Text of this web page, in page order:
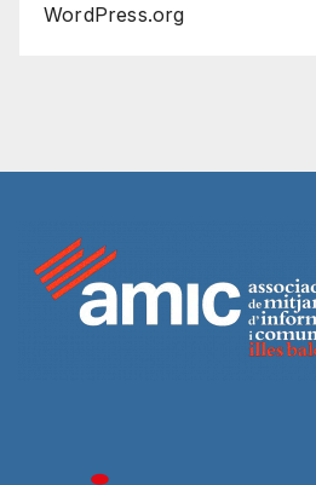
WordPress.org